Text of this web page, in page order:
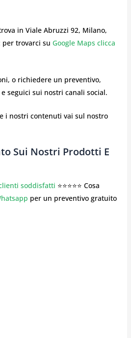
in Viale Abruzzi 92, Milano,
per trovarci su Google Maps clicca
o richiedere un preventivo,
e seguici sui nostri canali social.
i nostri contenuti vai sul nostro
Sui Nostri Prodotti E
soddisfatti ⭐⭐⭐⭐⭐ Cosa
per un preventivo gratuito